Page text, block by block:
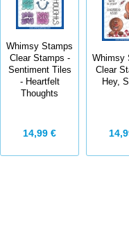
Whimsy Stamps
Clear Stamps -
Sentiment Tiles
- Heartfelt
Thoughts
14,99 €
Whimsy
Clear
Hey,